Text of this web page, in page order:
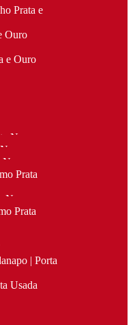
Prata e
Ouro
e Ouro
Nova
Prata
Prata
| Porta
Usada